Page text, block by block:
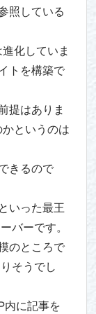
照している
化していま
トを構築で
提はありま
というのは
きるので
いった最王
バーです。
のところで
そうでし
内に記事を